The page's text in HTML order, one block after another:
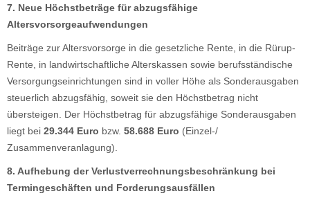
7. Neue Höchstbeträge für abzugsfähige
Altersvorsorgeaufwendungen
Beiträge zur Altersvorsorge in die gesetzliche Rente, in die Rürup-
Rente, in landwirtschaftliche Alterskassen sowie berufsständische
Versorgungseinrichtungen sind in voller Höhe als Sonderausgaben
steuerlich abzugsfähig, soweit sie den Höchstbetrag nicht
übersteigen. Der Höchstbetrag für abzugsfähige Sonderausgaben
liegt bei 29.344 Euro bzw. 58.688 Euro (Einzel-/
Zusammenveranlagung).
8. Aufhebung der Verlustverrechnungsbeschränkung bei
Termingeschäften und Forderungsausfällen